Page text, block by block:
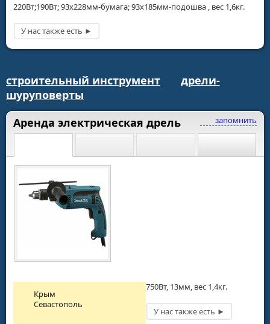
220Вт;190Вт; 93х228мм-бумага; 93х185мм-подошва , вес 1,6кг.
строительный инструмент
дрели-
шуруповерты
запомнить
Аренда электрическая дрель
750Вт, 13мм, вес 1,4кг.
Крым
Севастополь